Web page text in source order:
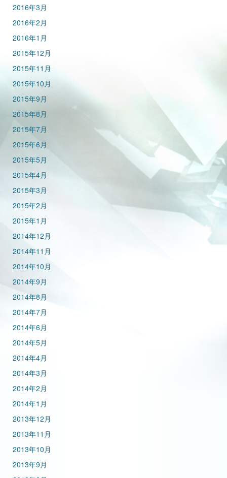
2016年3月
2016年2月
2016年1月
2015年12月
2015年11月
2015年10月
2015年9月
2015年8月
2015年7月
2015年6月
2015年5月
2015年4月
2015年3月
2015年2月
2015年1月
2014年12月
2014年11月
2014年10月
2014年9月
2014年8月
2014年7月
2014年6月
2014年5月
2014年4月
2014年3月
2014年2月
2014年1月
2013年12月
2013年11月
2013年10月
2013年9月